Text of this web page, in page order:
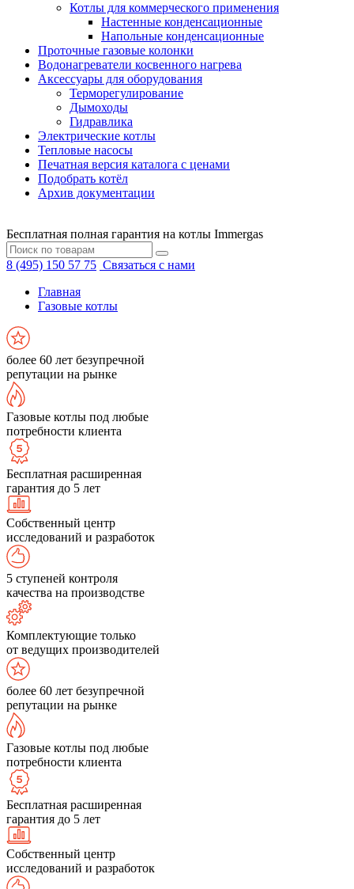
Котлы для коммерческого применения
Настенные конденсационные
Напольные конденсационные
Проточные газовые колонки
Водонагреватели косвенного нагрева
Аксессуары для оборудования
Терморегулирование
Дымоходы
Гидравлика
Электрические котлы
Тепловые насосы
Печатная версия каталога с ценами
Подобрать котёл
Архив документации
Бесплатная полная гарантия на котлы Immergas
8 (495) 150 57 75 Связаться с нами
Главная
Газовые котлы
более 60 лет безупречной
репутации на рынке
Газовые котлы под любые
потребности клиента
Бесплатная расширенная
гарантия до 5 лет
Собственный центр
исследований и разработок
5 ступеней контроля
качества на производстве
Комплектующие только
от ведущих производителей
более 60 лет безупречной
репутации на рынке
Газовые котлы под любые
потребности клиента
Бесплатная расширенная
гарантия до 5 лет
Собственный центр
исследований и разработок